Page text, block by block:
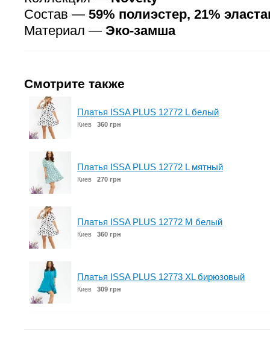
Состав — 59% полиэстер, 21%
Материал — Эко-замша
Смотрите также
Платья ISSA PLUS 12772 L белый
Киев 360 грн
Платья ISSA PLUS 12772 L мятный
Киев 270 грн
Платья ISSA PLUS 12772 M белый
Киев 360 грн
Платья ISSA PLUS 12773 XL бирюзовый
Киев 309 грн